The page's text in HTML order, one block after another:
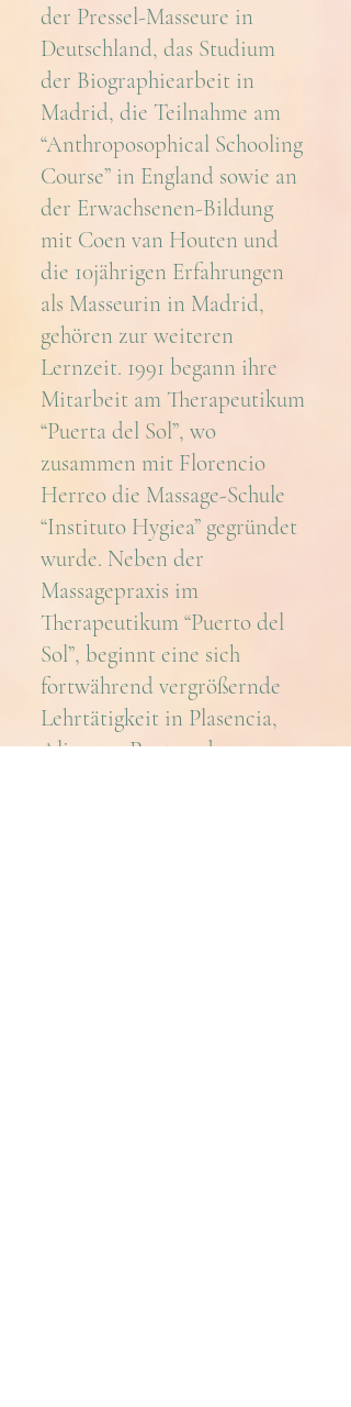
der Pressel-Masseure in
Deutschland, das Studium
der Biographiearbeit in
Madrid, die Teilnahme am
“Anthroposophical Schooling
Course” in England sowie an
der Erwachsenen-Bildung
mit Coen van Houten und
die 10jährigen Erfahrungen
als Masseurin in Madrid,
gehören zur weiteren
Lernzeit. 1991 begann ihre
Mitarbeit am Therapeutikum
“Puerta del Sol”, wo
zusammen mit Florencio
Herreo die Massage-Schule
“Instituto Hygiea” gegründet
wurde. Neben der
Massagepraxis im
Therapeutikum “Puerto del
Sol”, beginnt eine sich
fortwährend vergrößernde
Lehrtätigkeit in Plasencia,
Alicante, Pontevedra,